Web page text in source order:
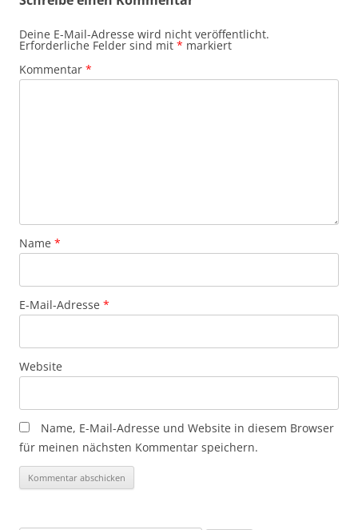
Deine E-Mail-Adresse wird nicht veröffentlicht.
Erforderliche Felder sind mit * markiert
Kommentar *
Name *
E-Mail-Adresse *
Website
Name, E-Mail-Adresse und Website in diesem Browser
für meinen nächsten Kommentar speichern.